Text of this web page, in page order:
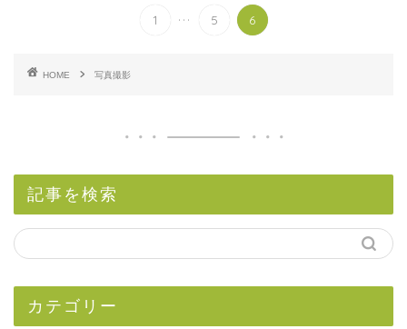
1 ... 5 6
HOME 写真撮影
記事を検索
カテゴリー